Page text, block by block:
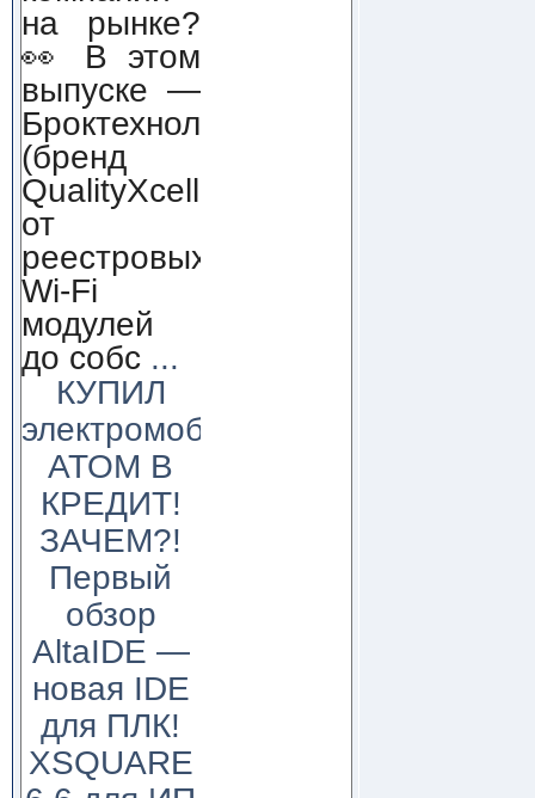
на рынке?
👀 В этом
выпуске —
Броктехнолоджи
(бренд
QualityXcellence):
от
реестровых
Wi-Fi
модулей
до собс ...
КУПИЛ
электромобиль
АТОМ В
КРЕДИТ!
ЗАЧЕМ?!
Первый
обзор
AltaIDE —
новая IDE
для ПЛК!
XSQUARE